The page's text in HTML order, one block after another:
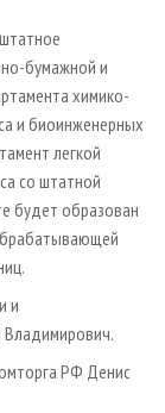
бумажной и
химико-
и биоинженерных
легкой
со штатной
будет образован
и
РФ Денис